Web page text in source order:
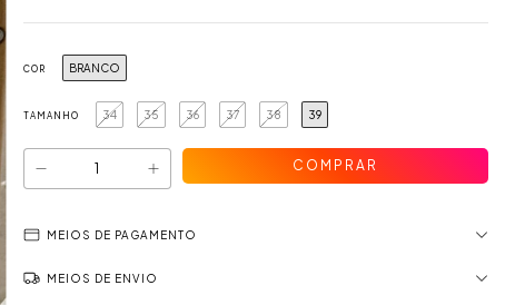
COR BRANCO
TAMANHO 34 35 36 37 38 39
MEIOS DE PAGAMENTO
MEIOS DE ENVIO